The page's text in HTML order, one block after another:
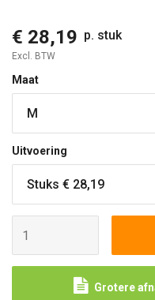
€ 28,19 p. stuk
Excl. BTW
Maat
Uitvoering
Grotere